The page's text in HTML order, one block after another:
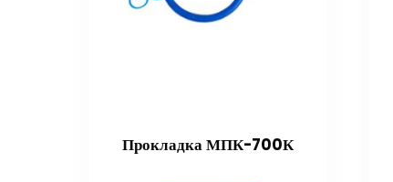
Прокладка МПК-700К